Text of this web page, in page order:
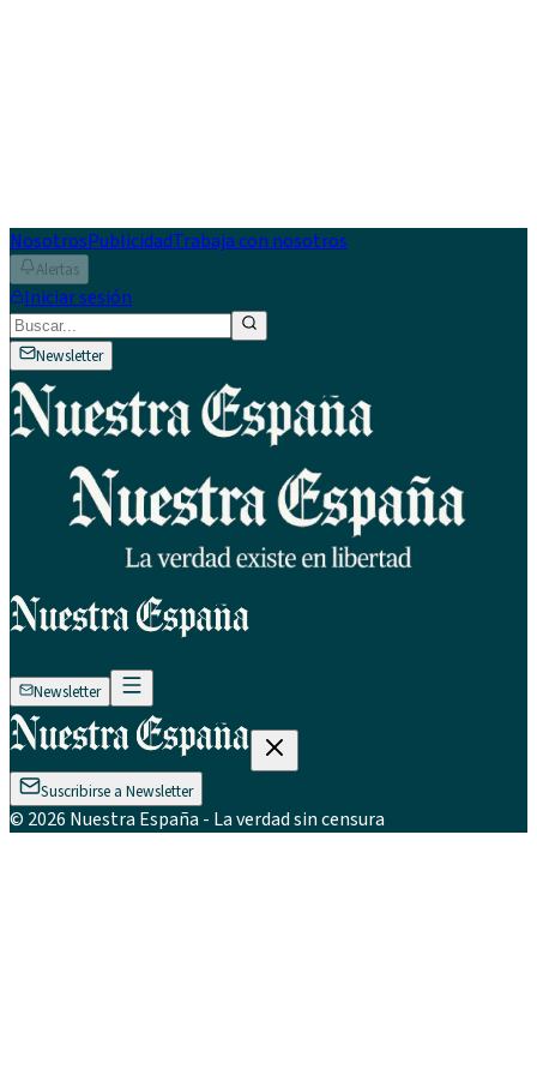
NosotrosPublicidadTrabaja con nosotros
Alertas
Iniciar sesión
Newsletter
Newsletter
Suscribirse a Newsletter
© 2026 Nuestra España - La verdad sin censura